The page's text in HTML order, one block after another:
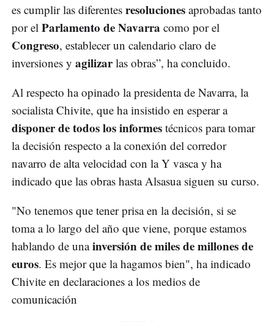
es cumplir las diferentes resoluciones aprobadas tanto
por el Parlamento de Navarra como por el
Congreso, establecer un calendario claro de
inversiones y agilizarlas obras”, ha concluido.
Al respecto ha opinado la presidenta de Navarra, la
socialista Chivite, que ha insistido en esperar a
disponer de todos los informes técnicos para tomar
la decisión respecto a la conexión del corredor
navarro de alta velocidad con la Y vasca y ha
indicado que las obras hasta Alsasua siguen su curso.
"No tenemos que tener prisa en la decisión, si se
toma a lo largo del año que viene, porque estamos
hablando de unainversión de miles de millones de
euros. Es mejor que la hagamos bien", ha indicado
Chivite en declaraciones a los medios de
comunicación